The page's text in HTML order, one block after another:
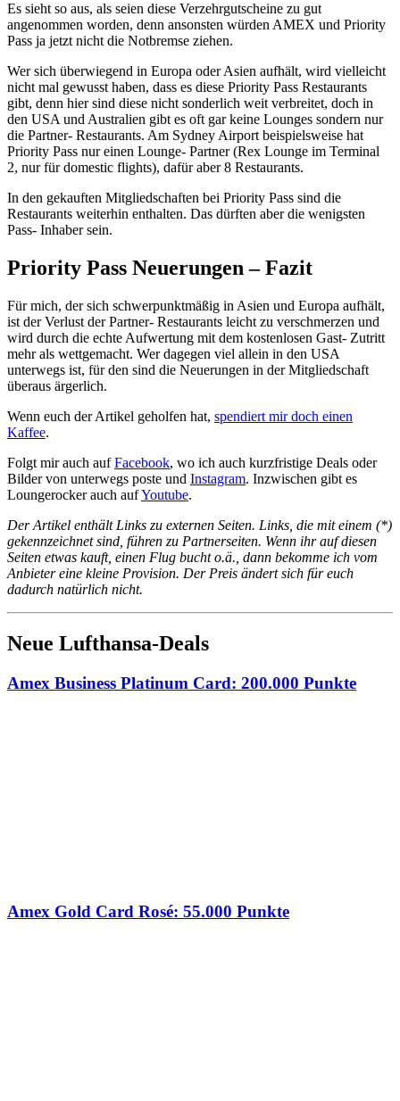
Es sieht so aus, als seien diese Verzehrgutscheine zu gut
angenommen worden, denn ansonsten würden AMEX und Priority
Pass ja jetzt nicht die Notbremse ziehen.
Wer sich überwiegend in Europa oder Asien aufhält, wird vielleicht
nicht mal gewusst haben, dass es diese Priority Pass Restaurants
gibt, denn hier sind diese nicht sonderlich weit verbreitet, doch in
den USA und Australien gibt es oft gar keine Lounges sondern nur
die Partner- Restaurants. Am Sydney Airport beispielsweise hat
Priority Pass nur einen Lounge- Partner (Rex Lounge im Terminal
2, nur für domestic flights), dafür aber 8 Restaurants.
In den gekauften Mitgliedschaften bei Priority Pass sind die
Restaurants weiterhin enthalten. Das dürften aber die wenigsten
Pass- Inhaber sein.
Priority Pass Neuerungen – Fazit
Für mich, der sich schwerpunktmäßig in Asien und Europa aufhält,
ist der Verlust der Partner- Restaurants leicht zu verschmerzen und
wird durch die echte Aufwertung mit dem kostenlosen Gast- Zutritt
mehr als wettgemacht. Wer dagegen viel allein in den USA
unterwegs ist, für den sind die Neuerungen in der Mitgliedschaft
überaus ärgerlich.
Wenn euch der Artikel geholfen hat, spendiert mir doch einen
Kaffee.
Folgt mir auch aufFacebook, wo ich auch kurzfristige Deals oder
Bilder von unterwegs poste und Instagram. Inzwischen gibt es
Loungerocker auch aufYoutube.
Der Artikel enthält Links zu externen Seiten. Links, die mit einem (*)
gekennzeichnet sind, führen zu Partnerseiten. Wenn ihr auf diesen
Seiten etwas kauft, einen Flug bucht o.ä., dann bekomme ich vom
Anbieter eine kleine Provision. Der Preis ändert sich für euch
dadurch natürlich nicht.
Neue Lufthansa-Deals
Amex Business Platinum Card: 200.000 Punkte
Amex Gold Card Rosé: 55.000 Punkte